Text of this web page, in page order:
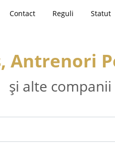
Contact Reguli Statut
Antrenori
și alte